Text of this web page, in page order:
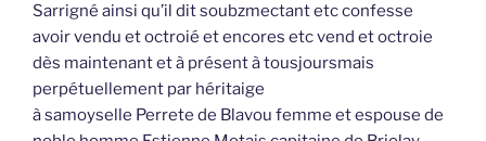
Sarrigné ainsi qu’il dit soubzmectant etc confesse
avoir vendu et octroié et encores etc vend et octroie
dès maintenant et à présent à tousjoursmais
perpétuellement par héritaige
à samoyselle Perrete de Blavou femme et espouse de